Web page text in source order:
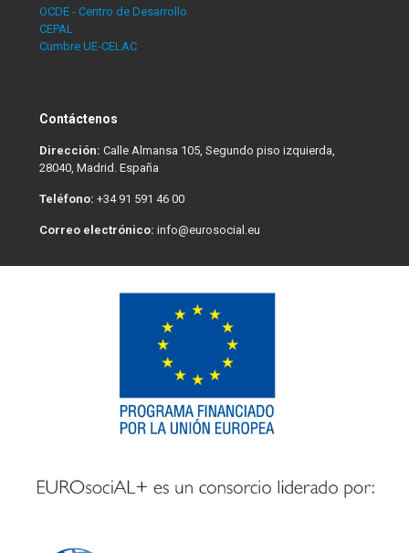
OCDE - Centro de Desarrollo
CEPAL
Cumbre UE-CELAC
Contáctenos
Dirección: Calle Almansa 105, Segundo piso izquierda,
28040, Madrid. España
Teléfono: +34 91 591 46 00
Correo electrónico: info@eurosocial.eu